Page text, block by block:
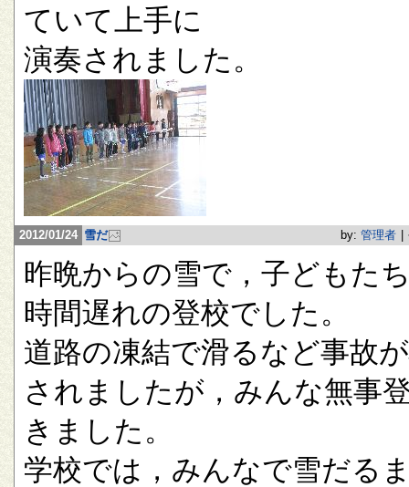
ていて上手に
演奏されました。
2012/01/24 雪だ by: 管理者
昨晩からの雪で，子どもた
時間遅れの登校でした。
道路の凍結で滑るなど事故
されましたが，みんな無事
きました。
学校では，みんなで雪だる